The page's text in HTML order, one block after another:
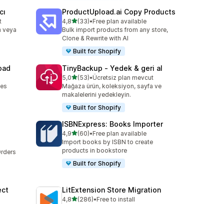
veya
ProductUpload.ai Copy Products
4,85 yıldız üzerinden
(33)
toplam 33 değerlendirme
•Free plan available
Bulk import products from any store,
Clone & Rewrite with AI
Built for Shopify
TinyBackup ‑ Yedek & geri al
5,05 yıldız üzerinden
(53)
toplam 53 değerlendirme
•Ücretsiz plan mevcut
Mağaza ürün, koleksiyon, sayfa ve
makalelerini yedekleyin.
Built for Shopify
ISBNExpress: Books Importer
4,95 yıldız üzerinden
(60)
toplam 60 değerlendirme
•Free plan available
Import books by ISBN to create
products in bookstore
Built for Shopify
LitExtension Store Migration
4,85 yıldız üzerinden
(286)•Free to install